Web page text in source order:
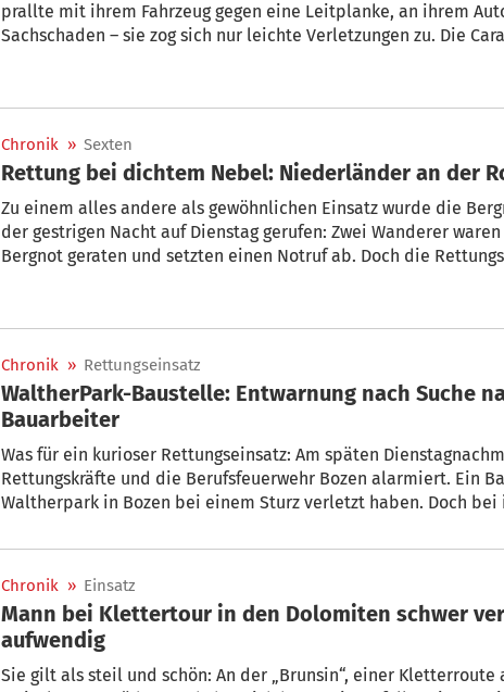
prallte mit ihrem Fahrzeug gegen eine Leitplanke, an ihrem Auto entstand erheblicher
Sachschaden – sie zog sich nur leichte Verletzungen zu. Die Carabinieri-Beamten haben
Chronik » Sexten
Rettung bei dichtem Nebel: Niederländer an der
Zu einem alles andere als gewöhnlichen Einsatz wurde die
der gestrigen Nacht auf Dienstag gerufen: Zwei Wanderer
Bergnot geraten und setzten einen Notruf ab. Doch die
Chronik » Rettungseinsatz
WaltherPark-Baustelle: Entwarnung nach Suche nach verletztem
Bauarbeiter
Was für ein kurioser Rettungseinsatz: Am späten
Rettungskräfte und die Berufsfeuerwehr Bozen alarmiert. Ein
Waltherpark in Bozen bei einem Sturz verletzt haben. Doch
Chronik » Einsatz
Mann bei Klettertour in den Dolomiten schwer verletzt – Bergung
aufwendig
Sie gilt als steil und schön: An der „Brunsin“, einer Kletterroute am